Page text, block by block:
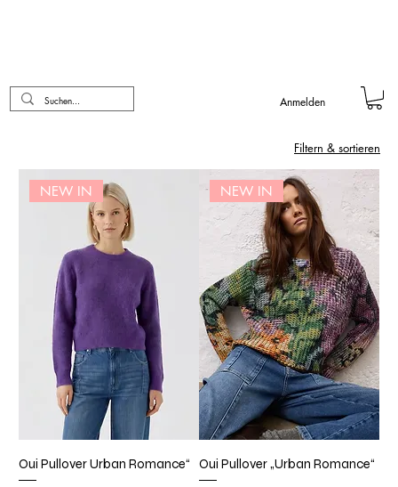
Anmelden
Filtern & sortieren
NEW IN
Oui Pullover Urban Romance“
NEW IN
Oui Pullover „Urban Romance“